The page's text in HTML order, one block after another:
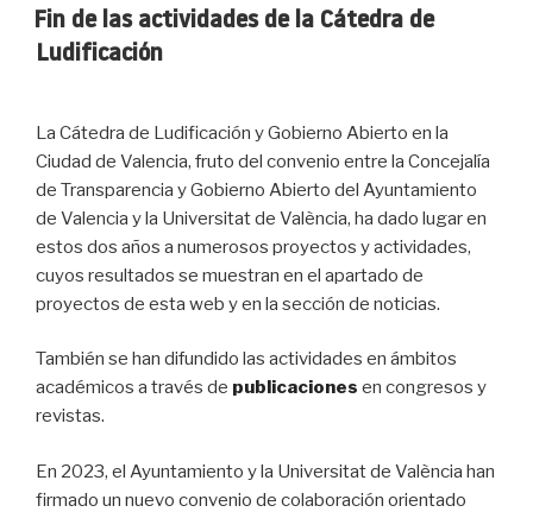
EL
Fin de las actividades de la Cátedra de
Ludificación
La Cátedra de Ludificación y Gobierno Abierto en la
Ciudad de Valencia, fruto del convenio entre la Concejalía
de Transparencia y Gobierno Abierto del Ayuntamiento
de Valencia y la Universitat de València, ha dado lugar en
estos dos años a numerosos proyectos y actividades,
cuyos resultados se muestran en el apartado de
proyectos de esta web y en la sección de noticias.
También se han difundido las actividades en ámbitos
académicos a través de publicaciones en congresos y
revistas.
En 2023, el Ayuntamiento y la Universitat de València han
firmado un nuevo convenio de colaboración orientado